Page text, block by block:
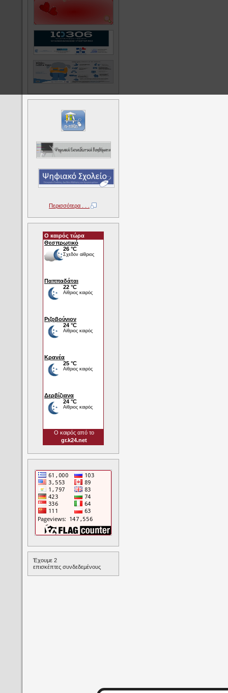
Περισσότερα . . .
Έχουμε 2
επισκέπτες συνδεδεμένους